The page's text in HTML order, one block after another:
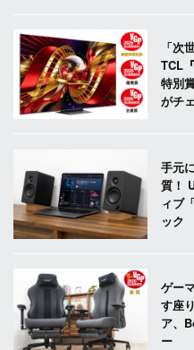
「次
TCL
特別
がチ
手元
質！
ィブ
ック
ゲー
す座
ア、
ー